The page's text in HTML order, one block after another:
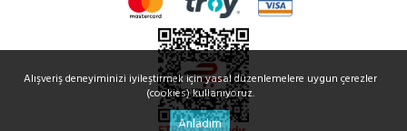
Alışveriş deneyiminizi iyileştirmek için yasal düzenlemelere uygun çerezler
(cookies) kullanıyoruz.
Anladım